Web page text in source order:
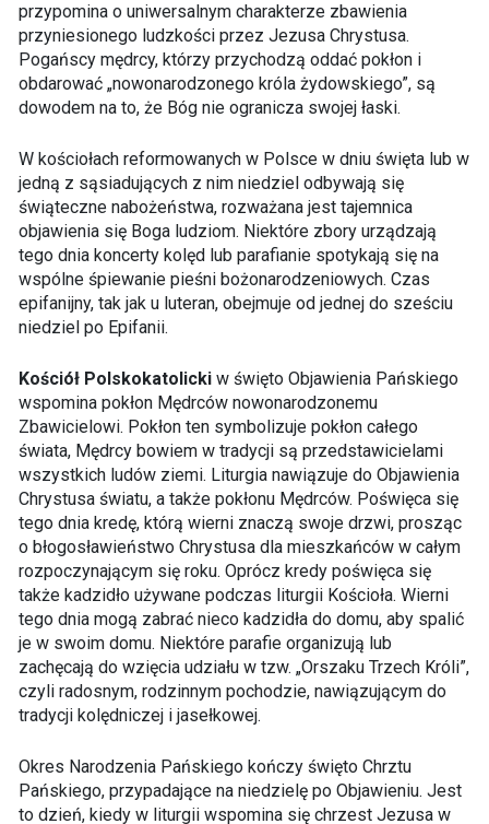
przypomina o uniwersalnym charakterze zbawienia
przyniesionego ludzkości przez Jezusa Chrystusa.
Pogańscy mędrcy, którzy przychodzą oddać pokłon i
obdarować „nowonarodzonego króla żydowskiego”, są
dowodem na to, że Bóg nie ogranicza swojej łaski.
W kościołach reformowanych w Polsce w dniu święta lub w
jedną z sąsiadujących z nim niedziel odbywają się
świąteczne nabożeństwa, rozważana jest tajemnica
objawienia się Boga ludziom. Niektóre zbory urządzają
tego dnia koncerty kolęd lub parafianie spotykają się na
wspólne śpiewanie pieśni bożonarodzeniowych. Czas
epifanijny, tak jak u luteran, obejmuje od jednej do sześciu
niedziel po Epifanii.
Kościół Polskokatolickiw święto Objawienia Pańskiego
wspomina pokłon Mędrców nowonarodzonemu
Zbawicielowi. Pokłon ten symbolizuje pokłon całego
świata, Mędrcy bowiem w tradycji są przedstawicielami
wszystkich ludów ziemi. Liturgia nawiązuje do Objawienia
Chrystusa światu, a także pokłonu Mędrców. Poświęca się
tego dnia kredę, którą wierni znaczą swoje drzwi, prosząc
o błogosławieństwo Chrystusa dla mieszkańców w całym
rozpoczynającym się roku. Oprócz kredy poświęca się
także kadzidło używane podczas liturgii Kościoła. Wierni
tego dnia mogą zabrać nieco kadzidła do domu, aby spalić
je w swoim domu. Niektóre parafie organizują lub
zachęcają do wzięcia udziału w tzw. „Orszaku Trzech Króli”,
czyli radosnym, rodzinnym pochodzie, nawiązującym do
tradycji kolędniczej i jasełkowej.
Okres Narodzenia Pańskiego kończy święto Chrztu
Pańskiego, przypadające na niedzielę po Objawieniu. Jest
to dzień, kiedy w liturgii wspomina się chrzest Jezusa w